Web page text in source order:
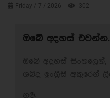
Friday / 7 / 2026 302
ඔබේ අදහස් එවන්න.